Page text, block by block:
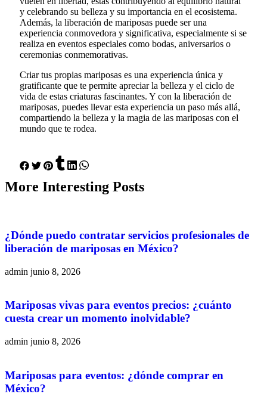
y celebrando su belleza y su importancia en el ecosistema.
Además, la liberación de mariposas puede ser una
experiencia conmovedora y significativa, especialmente si se
realiza en eventos especiales como bodas, aniversarios o
ceremonias conmemorativas.
Criar tus propias mariposas es una experiencia única y
gratificante que te permite apreciar la belleza y el ciclo de
vida de estas criaturas fascinantes. Y con la liberación de
mariposas, puedes llevar esta experiencia un paso más allá,
compartiendo la belleza y la magia de las mariposas con el
mundo que te rodea.
More Interesting Posts
¿Dónde puedo contratar servicios profesionales de
liberación de mariposas en México?
admin junio 8, 2026
Mariposas vivas para eventos precios: ¿cuánto
cuesta crear un momento inolvidable?
admin junio 8, 2026
Mariposas para eventos: ¿dónde comprar en
México?